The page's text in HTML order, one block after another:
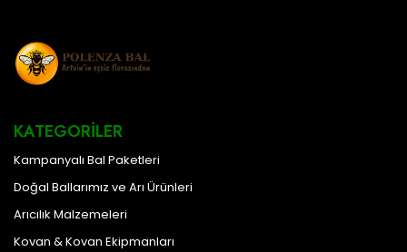
KATEGORILER
Kampanyalı Bal Paketleri
Doğal Ballarımız ve Arı Ürünleri
Arıcılık Malzemeleri
Kovan & Kovan Ekipmanları